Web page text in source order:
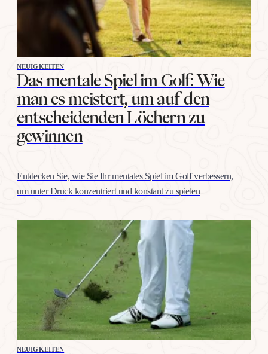
NEUIGKEITEN
Das mentale Spiel im Golf: Wie
man es meistert, um auf den
entscheidenden Löchern zu
gewinnen
Entdecken Sie, wie Sie Ihr mentales Spiel im Golf verbessern,
um unter Druck konzentriert und konstant zu spielen
NEUIGKEITEN